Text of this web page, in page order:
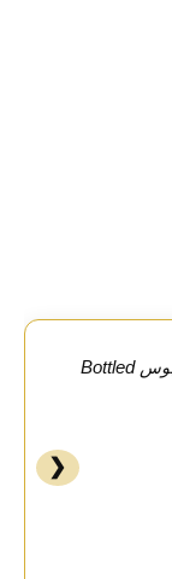
مستوحى باتل ابسولو هوجو بوس Bottled
❮